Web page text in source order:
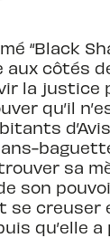
“Black
aux côtés
la justice
qu’il
sa
son
se creuser
qu’elle a